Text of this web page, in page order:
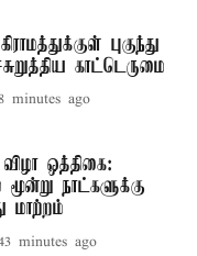
புகுந்து
காட்டெருமை
minutes ago
விழா ஒத்திகை:
நாட்களுக்கு
மாற்றம்
minutes ago